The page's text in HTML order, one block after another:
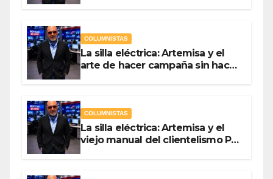
COLUMNISTAS
La silla eléctrica: Artemisa y el
arte de hacer campaña sin hacer
COLUMNISTAS
La silla eléctrica: Artemisa y el
viejo manual del clientelismo Por